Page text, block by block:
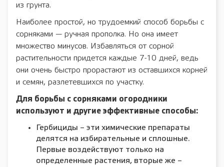
из грунта.
Наиболее простой, но трудоемкий способ борьбы с
сорняками — ручная прополка. Но она имеет
множество минусов. Избавляться от сорной
растительности придется каждые 7-10 дней, ведь
они очень быстро прорастают из оставшихся корней
и семян, разлетевшихся по участку.
Для борьбы с сорняками огородники
используют и другие эффективные способы:
Гербициды – эти химические препараты
делятся на избирательные и сплошные.
Первые воздействуют только на
определенные растения, вторые же –